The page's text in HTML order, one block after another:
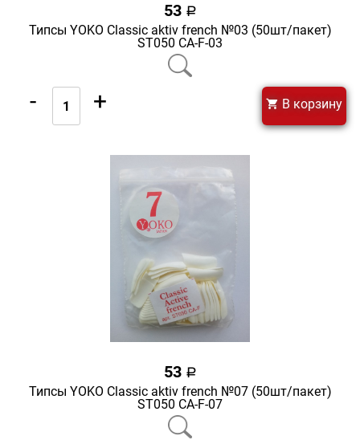
53 a
Типсы YOKO Classic aktiv french №03 (50шт/пакет)
ST050 CA-F-03
- + В корзину
53 a
Типсы YOKO Classic aktiv french №07 (50шт/пакет)
ST050 CA-F-07